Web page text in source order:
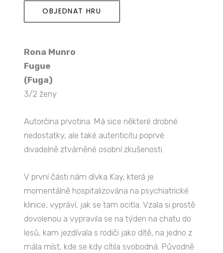
OBJEDNAT HRU
Rona Munro
Fugue
(Fuga)
3/2 ženy
Autorčina prvotina. Má sice některé drobné
nedostatky, ale také autenticitu poprvé
divadelně ztvárněné osobní zkušenosti.
V první části nám dívka Kay, která je
momentálně hospitalizována na psychiatrické
klinice, vypráví, jak se tam ocitla. Vzala si prostě
dovolenou a vypravila se na týden na chatu do
lesů, kam jezdívala s rodiči jako dítě, na jedno z
mála míst, kde se kdy cítila svobodná. Původně